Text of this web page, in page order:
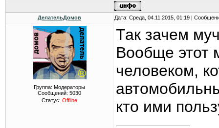
ДелательДомов Дата: Среда, 04.11.2015, 01:19 |
Группа: Модераторы
Сообщений: 5030
Статус: Offline
Так зачем
Вообще этот
человеком,
кто ими